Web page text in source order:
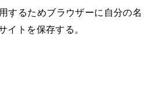
するためブラウザーに自分の名
イトを保存する。